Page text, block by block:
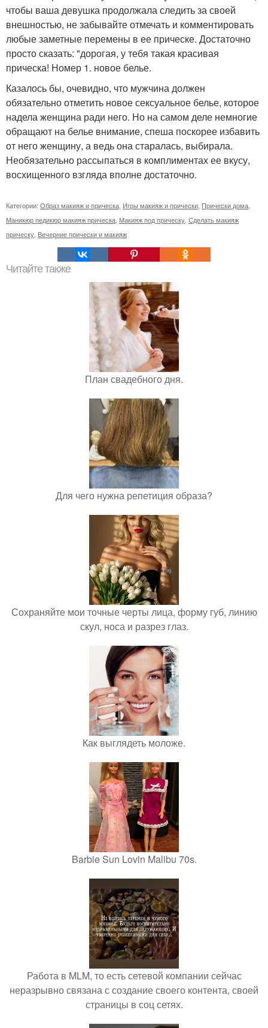
чтобы ваша девушка продолжала следить за своей
внешностью, не забывайте отмечать и комментировать
любые заметные перемены в ее прическе. Достаточно
просто сказать: "дорогая, у тебя такая красивая
прическа! Номер 1. новое белье.
Казалось бы, очевидно, что мужчина должен
обязательно отметить новое сексуальное белье, которое
надела женщина ради него. Но на самом деле немногие
обращают на белье внимание, спеша поскорее избавить
от него женщину, а ведь она старалась, выбирала.
Необязательно рассыпаться в комплиментах ее вкусу,
восхищенного взгляда вполне достаточно.
Категории: Образ макияж и прическа Игры макияж и прически Прически дома
Маникюр педикюр макияж прическа Макияж под прическу Сделать макияж
прическу Вечерние прически и макияж
Читайте также
План свадебного дня.
Для чего нужна репетиция образа?
Сохраняйте мои точные черты лица, форму губ, линию
скул, носа и разрез глаз.
Как выглядеть моложе.
Barbie Sun Lovin Malibu 70s.
Работа в MLM, то есть сетевой компании сейчас
неразрывно связана с создание своего контента, своей
страницы в соц сетях.